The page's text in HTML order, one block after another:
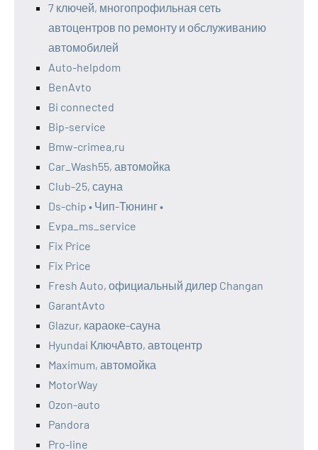
7 ключей, многопрофильная сеть
автоцентров по ремонту и обслуживанию
автомобилей
Auto-helpdom
BenAvto
Bi connected
Bip-service
Bmw-crimea.ru
Car_Wash55, автомойка
Club-25, сауна
Ds-chip • Чип-Тюнинг •
Evpa_ms_service
Fix Price
Fix Price
Fresh Auto, официальный дилер Changan
GarantAvto
Glazur, караоке-сауна
Hyundai КлючАвто, автоцентр
Maximum, автомойка
MotorWay
Ozon-auto
Pandora
Pro-line